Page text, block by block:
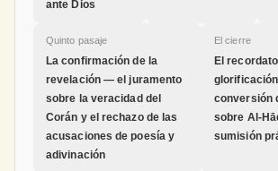
ante Dios
Quinto pasaje
La confirmación de la
revelación — el juramento
sobre la veracidad del
Corán y el rechazo de las
acusaciones de poesía y
adivinación
El cierre
El
conversión
sobre Al-
sumisión